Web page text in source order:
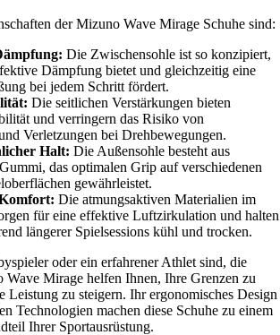
der Mizuno Wave Mirage Schuhe sind:
Die Zwischensohle ist so konzipiert,
Dämpfung bietet und gleichzeitig eine
bei jedem Schritt fördert.
Die seitlichen Verstärkungen bieten
und verringern das Risiko von
Verletzungen bei Drehbewegungen.
Halt: Die Außensohle besteht aus
das optimalen Grip auf verschiedenen
gewährleistet.
Die atmungsaktiven Materialien im
für eine effektive Luftzirkulation und halten
längerer Spielsessions kühl und trocken.
oder ein erfahrener Athlet sind, die
Wave Mirage helfen Ihnen, Ihre Grenzen zu
Leistung zu steigern. Ihr ergonomisches Design
Technologien machen diese Schuhe zu einem
Ihrer Sportausrüstung.